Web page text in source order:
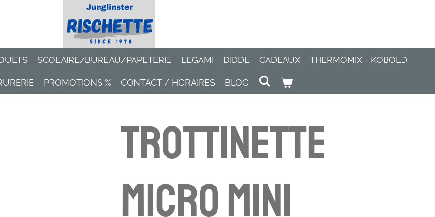
SCOLAIRE/BUREAU/PAPETERIE LEGAMI DIDDL CADEAUX THERMOMIX - KOBOLD
PROMOTIONS % CONTACT / HORAIRES BLOG
Trottinette
Micro Mini